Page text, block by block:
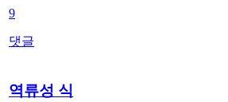
9
댓글
역류성 식